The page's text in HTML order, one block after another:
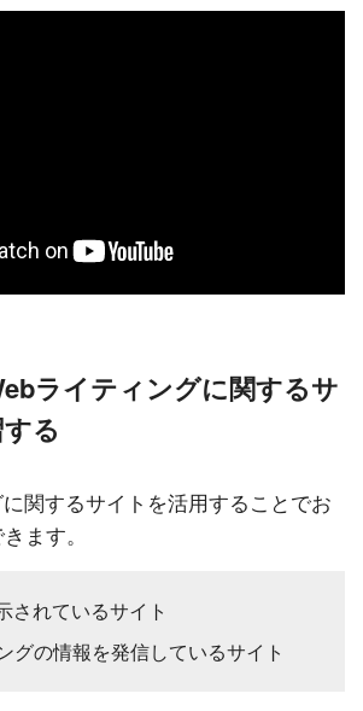
ライティングに関するサ
る
関するサイトを活用することでお
ます。
されているサイト
グの情報を発信しているサイト